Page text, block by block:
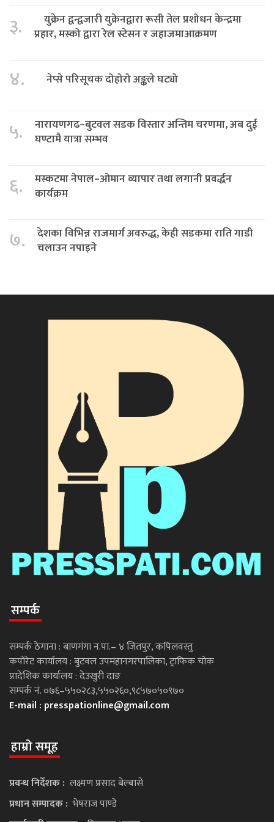
३.
युक्रेन द्वन्द्वजारी युक्रेनद्वारा रूसी तेल प्रशोधन केन्द्रमा
प्रहार, मस्को द्वारा रेल स्टेसन र जहाजमाआक्रमण
४. नेप्से परिसूचक दोहोरो अङ्कले घट्यो
५.
नारायणगढ–बुटवल सडक विस्तार अन्तिम चरणमा, अब दुई
घण्टामै यात्रा सम्भव
६.
मस्कटमा नेपाल–ओमान व्यापार तथा लगानी प्रवर्द्धन
कार्यक्रम
७.
देशका विभिन्न राजमार्ग अवरुद्ध, केही सडकमा राति गाडी
चलाउन नपाइने
सम्पर्क
सम्पर्क ठेगाना : बाणगंगा न.पा.– ४ जितपुर, कपिलवस्तु
कपोरेट कार्यालय : बुटवल उपमहानगरपालिका, ट्राफिक चोक
प्रादेशिक कार्यालय : देउखुरी दाङ
सम्पर्क नं. ०७६–५५०२८३,५५०२६०,९८५७०५०९७०
E-mail : presspationline@gmail.com
हाम्रो समूह
प्रवन्ध निर्देशक : लक्ष्मण प्रसाद बेल्बासे
प्रधान सम्पादक : भेषराज पाण्डे